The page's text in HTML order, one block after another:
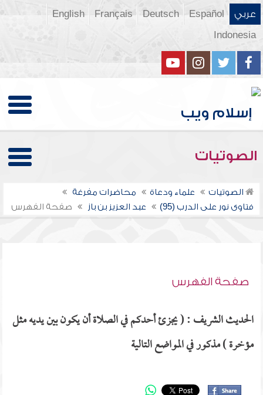
عربي Español
Deutsch
Français
English
Indonesia
الصوتيات
الصوتيات علماء ودعاة
محاضرات مفرغة
فتاوى نور على الدرب (95)
عبد العزيز بن باز صفحة الفهرس
صفحة الفهرس
الحديث الشريف : ( يجزئ أحدكم في الصلاة أن يكون بين يديه مثل
مؤخرة ) مذكور في المواضع التالية